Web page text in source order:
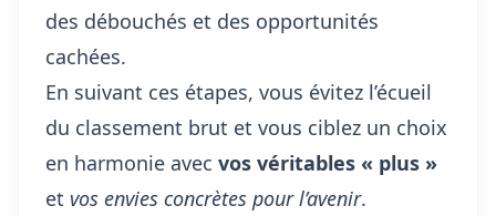
des débouchés et des opportunités
cachées.
En suivant ces étapes, vous évitez l’écueil
du classement brut et vous ciblez un choix
en harmonie avec vos véritables « plus »
et vos envies concrètes pour l’avenir.